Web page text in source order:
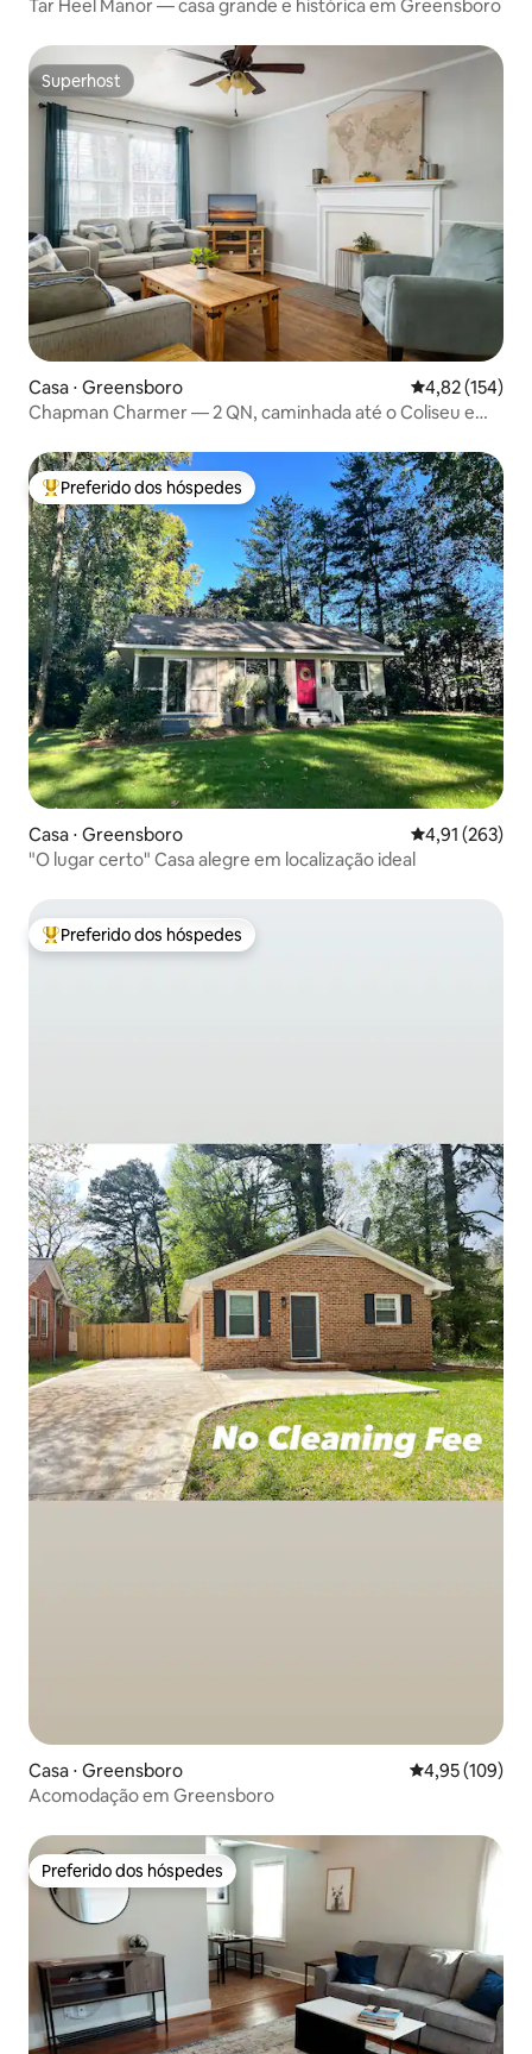
Tar Heel Manor — casa grande e histórica em Greensboro
Superhost
Superhost
Casa ⋅ Greensboro 4,82 de uma
4,82 (154)
Chapman Charmer — 2 QN, caminhada até o Coliseu e
Entre os melhores preferidos dos hóspedes
Preferido dos hóspedes
Casa ⋅ Greensboro 4,91 de uma
4,91 (263)
"O lugar certo" Casa alegre em localização ideal
Entre os melhores preferidos dos hóspedes
Preferido dos hóspedes
Casa ⋅ Greensboro 4,95 de uma
4,95 (109)
Acomodação em Greensboro
Preferido dos hóspedes
Preferido dos hóspedes